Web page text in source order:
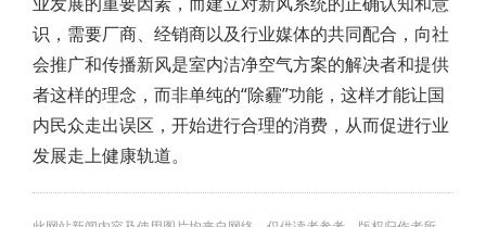
识，需要厂商、经销商以及行业媒体的共同配合，向社
会推广和传播新风是室内洁净空气方案的解决者和提供
者这样的理念，而非单纯的“除霾”功能，这样才能让国
内民众走出误区，开始进行合理的消费，从而促进行业
发展走上健康轨道。